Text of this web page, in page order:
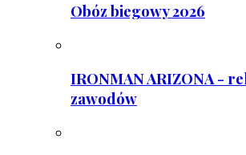
Obóz biegowy 2026
IRONMAN ARIZONA -
zawodów